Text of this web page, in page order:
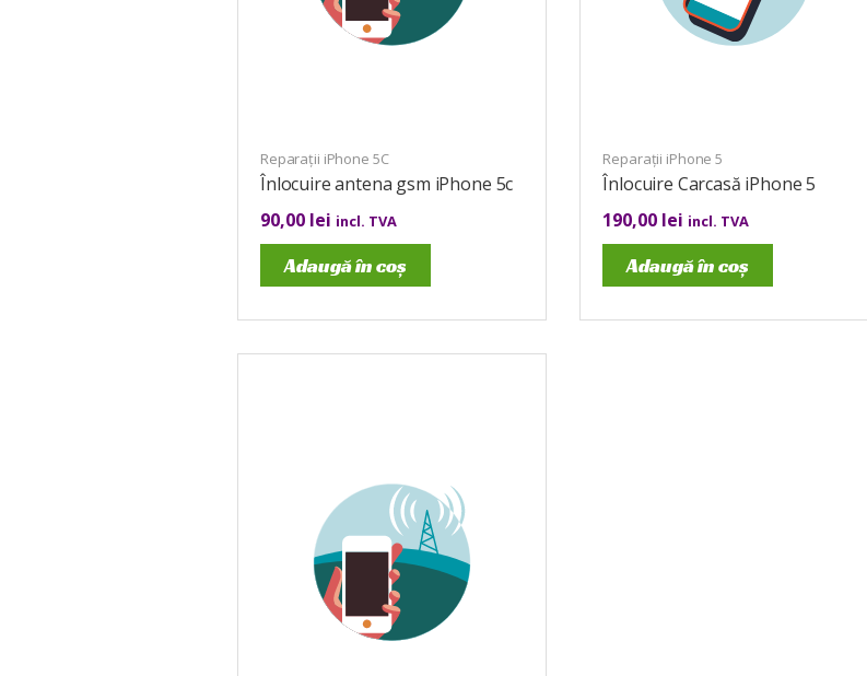
Reparații iPhone 5C
Înlocuire antena gsm iPhone 5c
90,00 lei incl. TVA
Adaugă în coș
Reparații iPhone 5
Înlocuire Carcasă iPhone 5
190,00 lei incl. TVA
Adaugă în coș